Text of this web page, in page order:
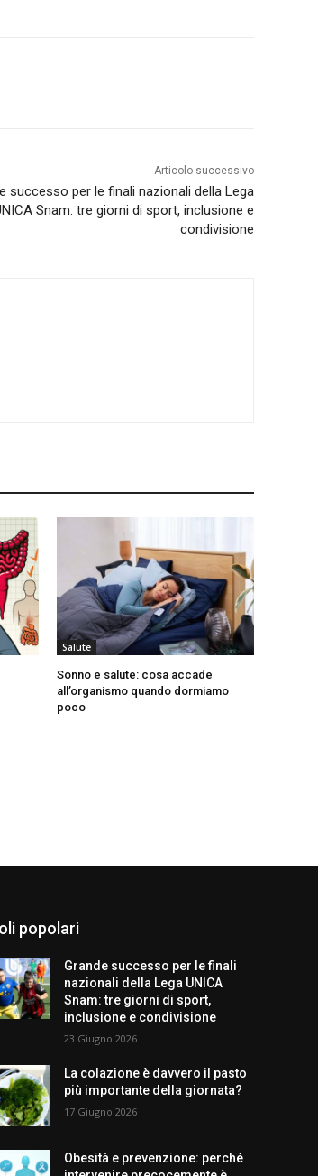
Articolo successivo
successo per le finali nazionali della Lega
Snam: tre giorni di sport, inclusione e
condivisione
Salute
Sonno e salute: cosa accade
all’organismo quando dormiamo
poco
popolari
Grande successo per le finali
nazionali della Lega UNICA
Snam: tre giorni di sport,
inclusione e condivisione
23 Giugno 2026
La colazione è davvero il pasto
più importante della giornata?
17 Giugno 2026
Obesità e prevenzione: perché